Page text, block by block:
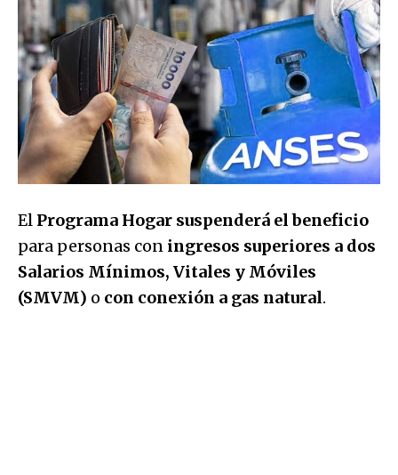
El Programa Hogar suspenderá el beneficio
para personas con ingresos superiores a dos
Salarios Mínimos, Vitales y Móviles
(SMVM) o con conexión a gas natural.